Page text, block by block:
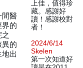
醫
的
的
出
上佳，值得珍
藏。感謝好
讀！感謝校對
者！
2024/6/14
Skelen
第一次知道好